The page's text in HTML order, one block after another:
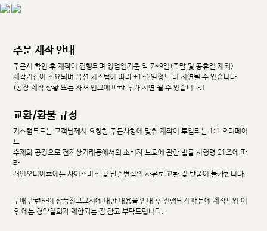
주문 제작 안내
주문서 확인 후 제작이 진행되며 영업일기준 약 7~9일(주말 및 공휴일 제외)
제작기간이 소요되며 옵션 커스텀에 따라 +1~2일정도 더 지연될 수 있습니다.
(공장 제작 상황 또는 자재 입고에 따라 추가 지연 될 수 있습니다.)
교환/환불 규정
커스텀무드는 고객님께서 요청한 주문사항에 맞춰 제작이 투입되는 1:1 오더메이
드
수제화 공정으로 전자상거래등에서의 소비자 보호에 관한 법률 시행령 21조에 따
라
개인오더이후에는 사이즈미스 및 단순변심의 사유로 교환 및 반품이 불가합니다.
구매 관련하여 상품정보고시에 대한 내용을 안내 후 진행되기 때문에 제작투입 이
후 에는 청약철회가 제한되는 점 참고 부탁드립니다.